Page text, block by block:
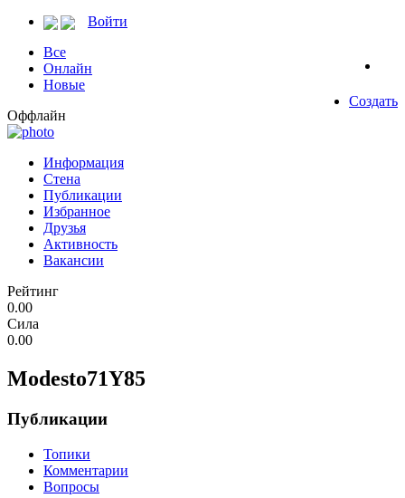
Войти
Все
Онлайн
Новые
Создать
Оффлайн
Информация
Стена
Публикации
Избранное
Друзья
Активность
Вакансии
Рейтинг
0.00
Сила
0.00
Modesto71Y85
Публикации
Топики
Комментарии
Вопросы